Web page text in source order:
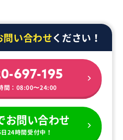
問い合わせください！
697-195
間：08:00〜24:00
お問い合わせ
24時間受付中！